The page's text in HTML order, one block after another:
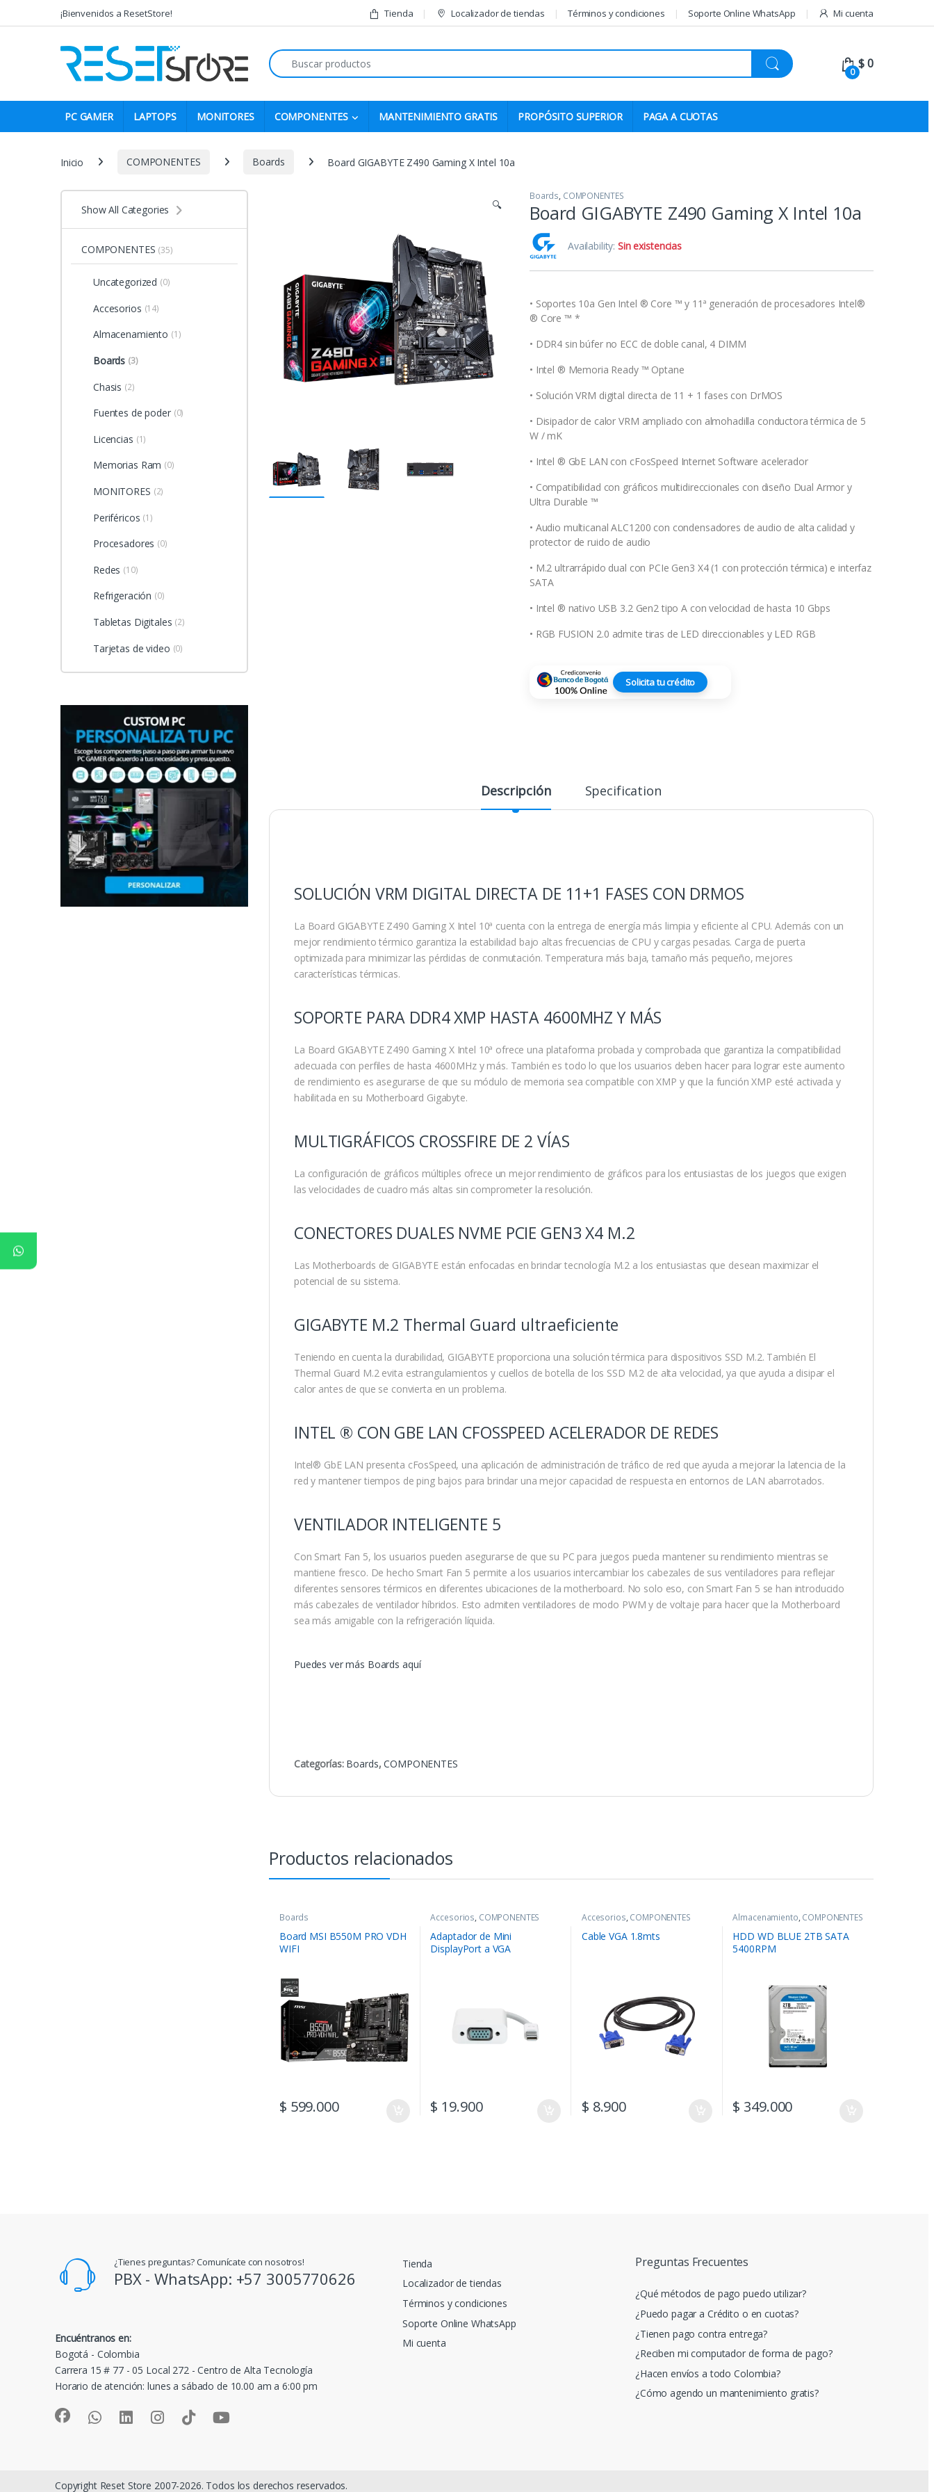
Skip to navigation
Skip to content¡Bienvenidos a ResetStore! Tienda Localizador de tiendas Términos y condiciones Soporte Online WhatsApp Mi cuenta
Search for:
0
$0
PC GAMER LAPTOPS MONITORES COMPONENTES MANTENIMIENTO GRATIS PROPÓSITO SUPERIOR PAGA A CUOTAS
Inicio COMPONENTES Boards Board GIGABYTE Z490 Gaming X Intel 10a
🔍
Boards, COMPONENTES
Board GIGABYTE Z490 Gaming X Intel 10a
Availability:Sin existencias
• Soportes 10a Gen Intel ® Core ™ y 11ª generación de procesadores Intel®
® Core ™ *
• DDR4 sin búfer no ECC de doble canal, 4 DIMM
• Intel ® Memoria Ready ™ Optane
• Solución VRM digital directa de 11 + 1 fases con DrMOS
• Disipador de calor VRM ampliado con almohadilla conductora térmica de 5
W / mK
• Intel ® GbE LAN con cFosSpeed Internet Software acelerador
• Compatibilidad con gráficos multidireccionales con diseño Dual Armor y
Ultra Durable ™
• Audio multicanal ALC1200 con condensadores de audio de alta calidad y
protector de ruido de audio
• M.2 ultrarrápido dual con PCIe Gen3 X4 (1 con protección térmica) e interfaz
SATA
• Intel ® nativo USB 3.2 Gen2 tipo A con velocidad de hasta 10 Gbps
• RGB FUSION 2.0 admite tiras de LED direccionables y LED RGB
Solicita tu crédito
Descripción Specification
SOLUCIÓN VRM DIGITAL DIRECTA DE 11+1 FASES CON DRMOS
La Board GIGABYTE Z490 Gaming X Intel 10ª cuenta con la entrega de energía más limpia y eficiente al CPU. Además con un
mejor rendimiento térmico garantiza la estabilidad bajo altas frecuencias de CPU y cargas pesadas. Carga de puerta
optimizada para minimizar las pérdidas de conmutación. Temperatura más baja, tamaño más pequeño, mejores
características térmicas.
SOPORTE PARA DDR4 XMP HASTA 4600MHZ Y MÁS
La Board GIGABYTE Z490 Gaming X Intel 10ª ofrece una plataforma probada y comprobada que garantiza la compatibilidad
adecuada con perfiles de hasta 4600MHz y más. También es todo lo que los usuarios deben hacer para lograr este aumento
de rendimiento es asegurarse de que su módulo de memoria sea compatible con XMP y que la función XMP esté activada y
habilitada en su Motherboard Gigabyte.
MULTIGRÁFICOS CROSSFIRE DE 2 VÍAS
La configuración de gráficos múltiples ofrece un mejor rendimiento de gráficos para los entusiastas de los juegos que exigen
las velocidades de cuadro más altas sin comprometer la resolución.
CONECTORES DUALES NVME PCIE GEN3 X4 M.2
Las Motherboards de GIGABYTE están enfocadas en brindar tecnología M.2 a los entusiastas que desean maximizar el
potencial de su sistema.
GIGABYTE M.2 Thermal Guard ultraeficiente
Teniendo en cuenta la durabilidad, GIGABYTE proporciona una solución térmica para dispositivos SSD M.2. También El
Thermal Guard M.2 evita estrangulamientos y cuellos de botella de los SSD M.2 de alta velocidad, ya que ayuda a disipar el
calor antes de que se convierta en un problema.
INTEL ® CON GBE LAN CFOSSPEED ACELERADOR DE REDES
Intel® GbE LAN presenta cFosSpeed, una aplicación de administración de tráfico de red que ayuda a mejorar la latencia de la
red y mantener tiempos de ping bajos para brindar una mejor capacidad de respuesta en entornos de LAN abarrotados.
VENTILADOR INTELIGENTE 5
Con Smart Fan 5, los usuarios pueden asegurarse de que su PC para juegos pueda mantener su rendimiento mientras se
mantiene fresco. De hecho Smart Fan 5 permite a los usuarios intercambiar los cabezales de sus ventiladores para reflejar
diferentes sensores térmicos en diferentes ubicaciones de la motherboard. No solo eso, con Smart Fan 5 se han introducido
más cabezales de ventilador híbridos. Esto admiten ventiladores de modo PWM y de voltaje para hacer que la Motherboard
sea más amigable con la refrigeración líquida.
Puedes ver más Boards aquí
Categorías: Boards,COMPONENTES
Productos relacionados
Boards
Board MSI B550M PRO VDH
WIFI
$ 599.000
Accesorios, COMPONENTES
Adaptador de Mini
DisplayPort a VGA
$ 19.900
Accesorios, COMPONENTES
Cable VGA 1.8mts
$ 8.900
Almacenamiento, COMPONENTES
HDD WD BLUE 2TB SATA
5400RPM
$ 349.000
Show All Categories
COMPONENTES (35)
Uncategorized (0)
Accesorios (14)
Almacenamiento (1)
Boards (3)
Chasis (2)
Fuentes de poder (0)
Licencias (1)
Memorias Ram (0)
MONITORES (2)
Periféricos (1)
Procesadores (0)
Redes (10)
Refrigeración (0)
Tabletas Digitales (2)
Tarjetas de video (0)
¿Tienes preguntas? Comunícate con nosotros!
PBX - WhatsApp: +57 3005770626
Encuéntranos en:
Bogotá - Colombia
Carrera 15 # 77 - 05 Local 272 - Centro de Alta Tecnología
Horario de atención: lunes a sábado de 10.00 am a 6:00 pm
Tienda
Localizador de tiendas
Términos y condiciones
Soporte Online WhatsApp
Mi cuenta
Preguntas Frecuentes
¿Qué métodos de pago puedo utilizar?
¿Puedo pagar a Crédito o en cuotas?
¿Tienen pago contra entrega?
¿Reciben mi computador de forma de pago?
¿Hacen envíos a todo Colombia?
¿Cómo agendo un mantenimiento gratis?
Copyright Reset Store 2007-2026. Todos los derechos reservados.